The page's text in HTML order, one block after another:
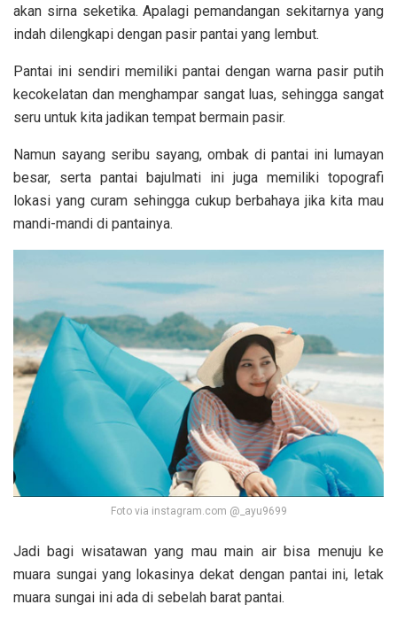
akan sirna seketika. Apalagi pemandangan sekitarnya yang
indah dilengkapi dengan pasir pantai yang lembut.
Pantai ini sendiri memiliki pantai dengan warna pasir putih
kecokelatan dan menghampar sangat luas, sehingga sangat
seru untuk kita jadikan tempat bermain pasir.
Namun sayang seribu sayang, ombak di pantai ini lumayan
besar, serta pantai bajulmati ini juga memiliki topografi
lokasi yang curam sehingga cukup berbahaya jika kita mau
mandi-mandi di pantainya.
Foto via instagram.com @_ayu9699
Jadi bagi wisatawan yang mau main air bisa menuju ke
muara sungai yang lokasinya dekat dengan pantai ini, letak
muara sungai ini ada di sebelah barat pantai.